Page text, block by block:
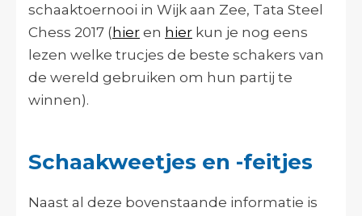
schaaktoernooi in Wijk aan Zee, Tata Steel
Chess 2017 (hier en hier kun je nog eens
lezen welke trucjes de beste schakers van
de wereld gebruiken om hun partij te
winnen).
Schaakweetjes en -feitjes
Naast al deze bovenstaande informatie is